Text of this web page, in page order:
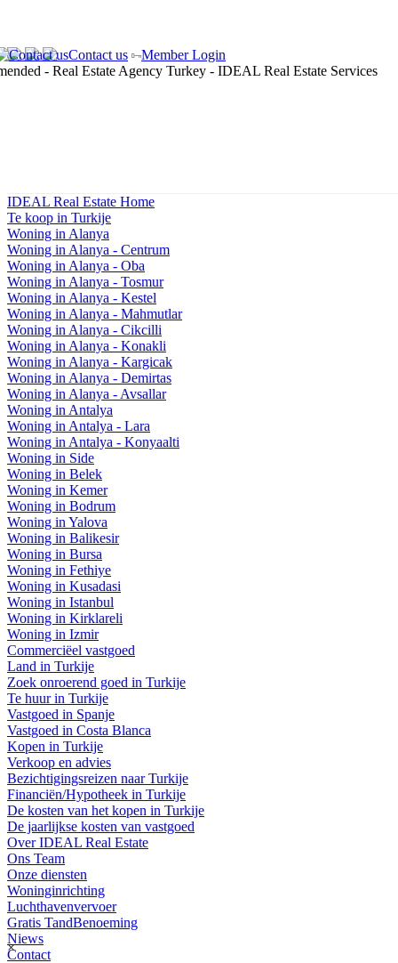
Contact us Member Login
×
IDEAL Real Estate Home
Te koop in Turkije
Woning in Alanya
Woning in Alanya - Centrum
Woning in Alanya - Oba
Woning in Alanya - Tosmur
Woning in Alanya - Kestel
Woning in Alanya - Mahmutlar
Woning in Alanya - Cikcilli
Woning in Alanya - Konakli
Woning in Alanya - Kargicak
Woning in Alanya - Demirtas
Woning in Alanya - Avsallar
Woning in Antalya
Woning in Antalya - Lara
Woning in Antalya - Konyaalti
Woning in Side
Woning in Belek
Woning in Kemer
Woning in Bodrum
Woning in Yalova
Woning in Balikesir
Woning in Bursa
Woning in Fethiye
Woning in Kusadasi
Woning in Istanbul
Woning in Kirklareli
Woning in Izmir
Commerciëel vastgoed
Land in Turkije
Zoek onroerend goed in Turkije
Te huur in Turkije
Vastgoed in Spanje
Vastgoed in Costa Blanca
Kopen in Turkije
Verkoop en advies
Bezichtigingsreizen naar Turkije
Financiën/Hypotheek in Turkije
De kosten van het kopen in Turkije
De jaarlijkse kosten van vastgoed
Over IDEAL Real Estate
Ons Team
Onze diensten
Woninginrichting
Luchthavenvervoer
Gratis TandBenoeming
Niews
Contact